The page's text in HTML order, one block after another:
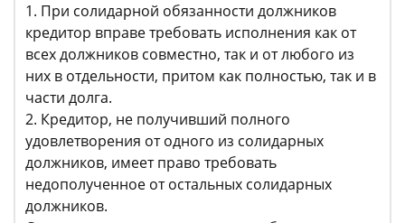
1. При солидарной обязанности должников
кредитор вправе требовать исполнения как от
всех должников совместно, так и от любого из
них в отдельности, притом как полностью, так и в
части долга.
2. Кредитор, не получивший полного
удовлетворения от одного из солидарных
должников, имеет право требовать
недополученное от остальных солидарных
должников.